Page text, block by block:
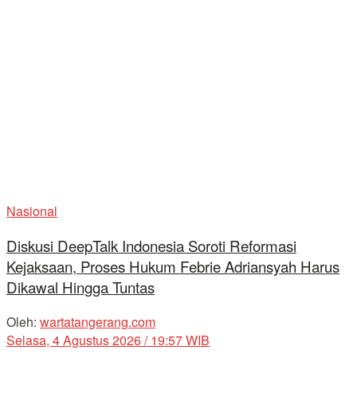
Nasional
Diskusi DeepTalk Indonesia Soroti Reformasi
Kejaksaan, Proses Hukum Febrie Adriansyah Harus
Dikawal Hingga Tuntas
Oleh: wartatangerang.com
Selasa, 4 Agustus 2026 / 19:57 WIB